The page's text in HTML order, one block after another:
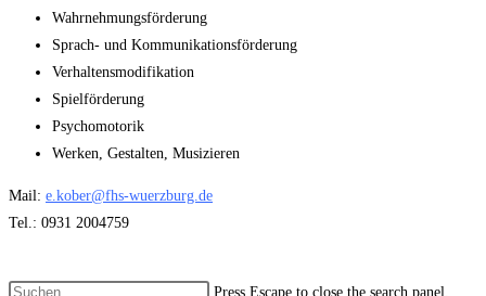
Wahrnehmungsförderung
Sprach- und Kommunikationsförderung
Verhaltensmodifikation
Spielförderung
Psychomotorik
Werken, Gestalten, Musizieren
Mail: e.kober@fhs-wuerzburg.de
Tel.: 0931 2004759
Press Escape to close the search panel.